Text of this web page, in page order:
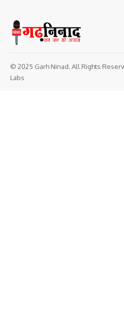
© 2025 Garh Ninad. All Rights
Labs